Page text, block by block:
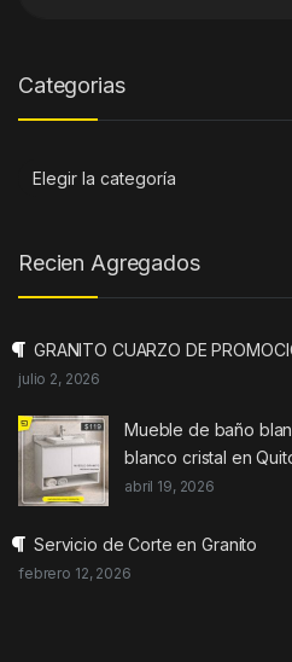
Categorias
Categorias
Recien Agregados
GRANITO CUARZO DE
julio 2, 2026
Mueble de baño
blanco cristal en
abril 19, 2026
Servicio de Corte en Granito
febrero 12, 2026